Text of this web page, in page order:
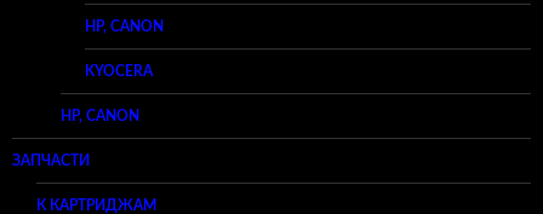
HP, CANON
KYOCERA
HP, CANON
ЗАПЧАСТИ
К КАРТРИДЖАМ